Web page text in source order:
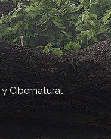
yCibernatural